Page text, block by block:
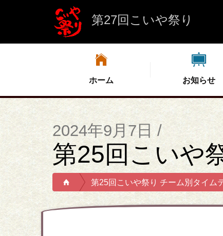
第27回こいや祭り
ホーム お知らせ
2024年9月7日 /
第25回こいや
第25回こいや祭り チーム別タイム